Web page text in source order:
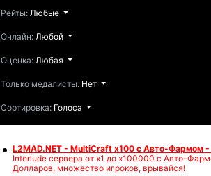
Рейты: Любые
Онлайн: Любой
Оценка: Любая
Только медалисты: Нет
Сортировка: Голоса
L2MAD.NET - MultiCraft x100 с Авто-Фармом
Interlude сервера от х1 до х100000 с Авто-
Долларов, множество игроков, врывайся!